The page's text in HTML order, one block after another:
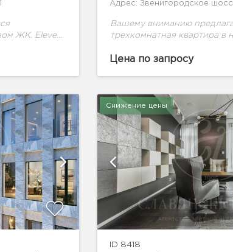
ЖК. Eleven
для
Адрес: Звенигородское шоссе
Вашему вниманию
трехкомнатная квартира в
премиум-класса,
умиротворения....
Цена по запросу
Снижение цены
ID 8418
показать ещё